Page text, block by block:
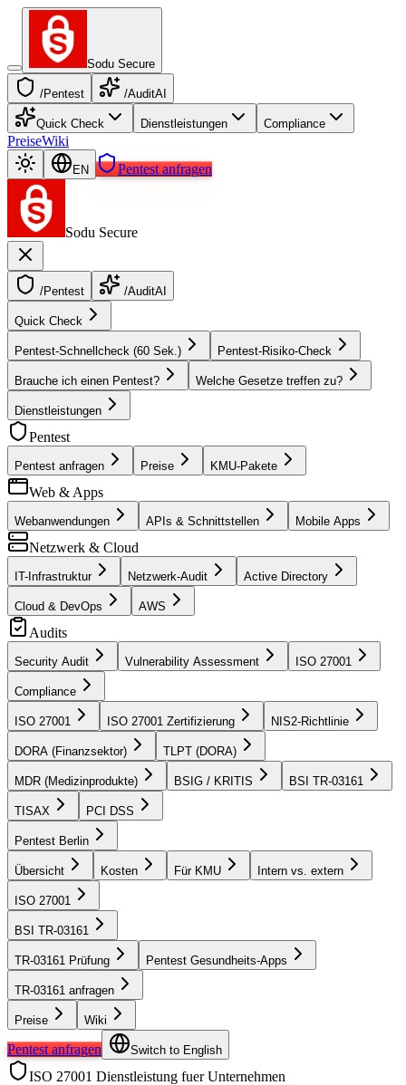
Sodu Secure
/Pentest /AuditAI
Quick Check Dienstleistungen Compliance
PreiseWiki
EN Pentest anfragen
Sodu Secure
/Pentest /AuditAI
Quick Check
Pentest-Schnellcheck (60 Sek.) Pentest-Risiko-Check
Brauche ich einen Pentest? Welche Gesetze treffen zu?
Dienstleistungen
Pentest
Pentest anfragen Preise KMU-Pakete
Web & Apps
Webanwendungen APIs & Schnittstellen Mobile Apps
Netzwerk & Cloud
IT-Infrastruktur Netzwerk-Audit Active Directory
Cloud & DevOps AWS
Audits
Security Audit Vulnerability Assessment ISO 27001
Compliance
ISO 27001 ISO 27001 Zertifizierung NIS2-Richtlinie
DORA (Finanzsektor) TLPT (DORA)
MDR (Medizinprodukte) BSIG / KRITIS BSI TR-03161
TISAX PCI DSS
Pentest Berlin
Übersicht Kosten Für KMU Intern vs. extern
ISO 27001
BSI TR-03161
TR-03161 Prüfung Pentest Gesundheits-Apps
TR-03161 anfragen
Preise Wiki
Pentest anfragen Switch to English
ISO 27001 Dienstleistung fuer Unternehmen